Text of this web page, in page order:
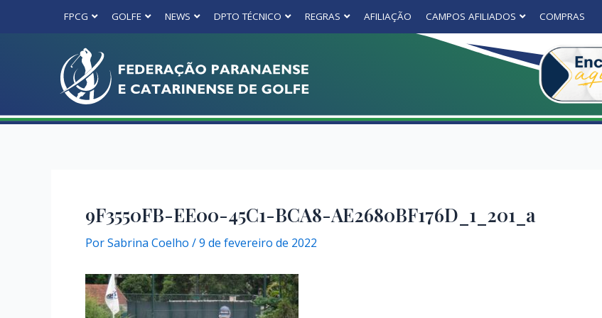
FPCG GOLFE NEWS DPTO TÉCNICO REGRAS AFILIAÇÃO CAMPOS AFILIADOS COMPRAS
9F3550FB-EE00-45C1-BCA8-AE2680BF176D_1_201_a
PorSabrina Coelho /9 de fevereiro de 2022